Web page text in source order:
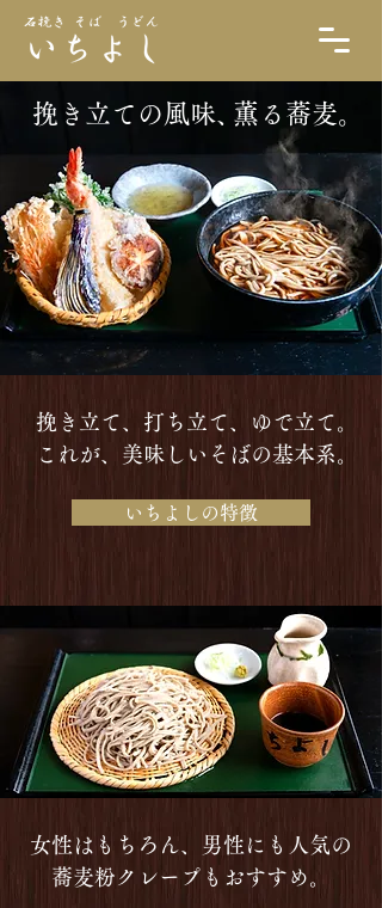
挽き立ての風味、薫る蕎麦。
挽き立て、打ち立て、ゆで立て。
​これが、美味しいそばの基本系。
いちよしの特徴
女性はもちろん、男性にも人気の
蕎麦粉クレープもおすすめ。